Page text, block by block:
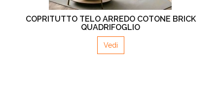
COPRITUTTO TELO ARREDO COTONE BRICK
QUADRIFOGLIO
Vedi